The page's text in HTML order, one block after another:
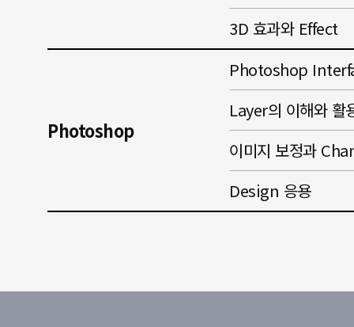
3D 효과와 Effect
Photoshop
Photoshop
Layer의 이해와 활
이미지 보정과
Design 응용